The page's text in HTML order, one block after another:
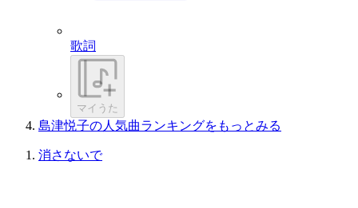
歌詞
マイうた
島津悦子の人気曲ランキングをもっとみる
消さないで